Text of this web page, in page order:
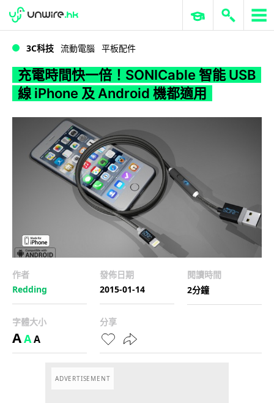
WWDC 2026 ERP 與商業 AI
3C科技 流動電腦 平板配件
充電時間快一倍！SONICable 智能 USB
線 iPhone 及 Android 機都適用
作者
Redding
發佈日期
2015-01-14
閱讀時間
2分鐘
字體大小
AAA
分享
ADVERTISEMENT